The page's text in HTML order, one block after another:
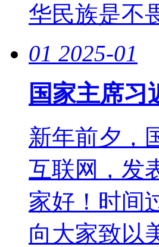
华民族是不
01 2025-01
国家主席习
新年前夕，
互联网，发
家好！时间
向大家致以